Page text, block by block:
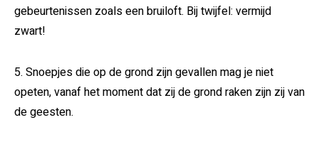
gebeurtenissen zoals een bruiloft. Bij twijfel: vermijd
zwart!
5. Snoepjes die op de grond zijn gevallen mag je niet
opeten, vanaf het moment dat zij de grond raken zijn zij van
de geesten.